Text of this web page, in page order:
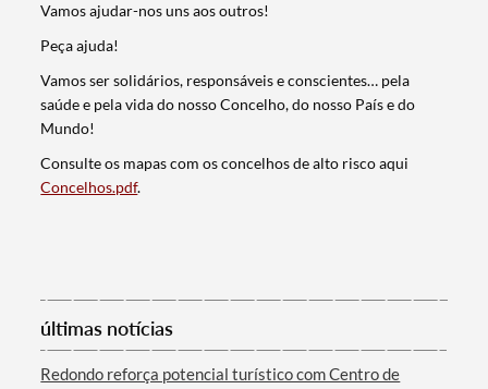
Termo de Pesquisa
Vamos ajudar-nos uns aos outros!
Peça ajuda!
Vamos ser solidários, responsáveis e conscientes… pela
saúde e pela vida do nosso Concelho, do nosso País e do
Mundo!
Consulte os mapas com os concelhos de alto risco aqui
Concelhos.pdf.
últimas notícias
Redondo reforça potencial turístico com Centro de